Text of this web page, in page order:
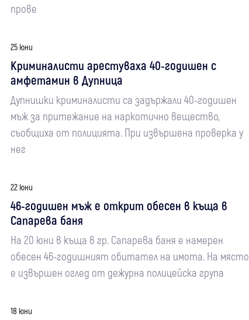
прове
25 юни
Криминалисти арестуваха 40-годишен с
амфетамин в Дупница
Дупнишки криминалисти са задържали 40-годишен
мъж за притежание на наркотично вещество,
съобщиха от полицията. При извършена проверка у
нег
22 юни
46-годишен мъж е открит обесен в къща в
Сапарева баня
На 20 юни в къща в гр. Сапарева баня е намерен
обесен 46-годишният обитател на имота. На място
е извършен оглед от дежурна полицейска група
18 юни